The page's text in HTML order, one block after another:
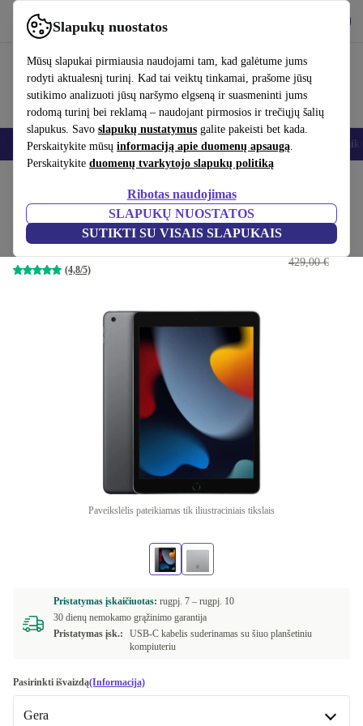
Slapukų nuostatos
Mūsų slapukai pirmiausia naudojami tam, kad galėtume jums
rodyti aktualesnį turinį. Kad tai veiktų tinkamai, prašome jūsų
sutikimo analizuoti jūsų naršymo elgseną ir suasmeninti jums
rodomą turinį bei reklamą – naudojant pirmosios ir trečiųjų šalių
slapukus. Savo slapukų nustatymus galite pakeisti bet kada.
Perskaitykite mūsų informaciją apie duomenų apsaugą.
Perskaitykite duomenų tvarkytojo slapukų politiką
Ribotas naudojimas
SLAPUKŲ NUOSTATOS
SUTIKTI SU VISAIS SLAPUKAIS
Naudok refurbed greitai ir paprastai
Išmanieji telefonai Nešiojamieji kompiuteriai Planšetės Išmanieji
iPad 9 (2021) | 10.2"
64 GB | kosminė pilka
(4,8/5)
194,99 €
429,00 €
Paveikslėlis pateikiamas tik iliustraciniais tikslais
Pristatymas įskaičiuotas: rugpj. 7 – rugpj. 10
30 dienų nemokamo grąžinimo garantija
Pristatymas įsk.:
USB-C kabelis suderinamas su šiuo planšetiniu
kompiuteriu
Pasirinkti išvaizdą(Informacija)
Gera